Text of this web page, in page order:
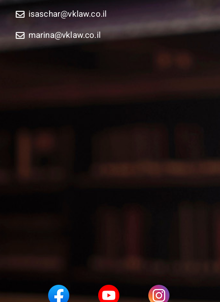
isaschar@vklaw.co.il
marina@vklaw.co.il